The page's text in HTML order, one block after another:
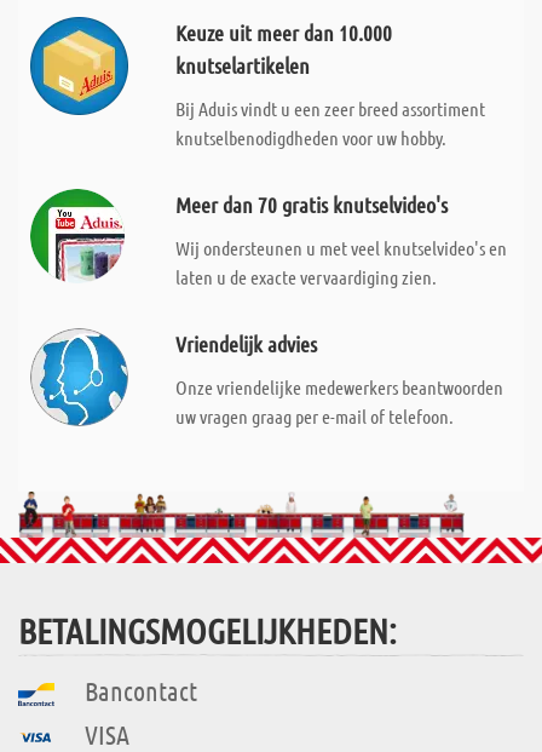
Keuze uit meer dan 10.000
knutselartikelen
Bij Aduis vindt u een zeer breed assortiment
knutselbenodigdheden voor uw hobby.
Meer dan 70 gratis knutselvideo's
Wij ondersteunen u met veel knutselvideo's en
laten u de exacte vervaardiging zien.
Vriendelijk advies
Onze vriendelijke medewerkers beantwoorden
uw vragen graag per e-mail of telefoon.
BETALINGSMOGELIJKHEDEN:
Bancontact
VISA